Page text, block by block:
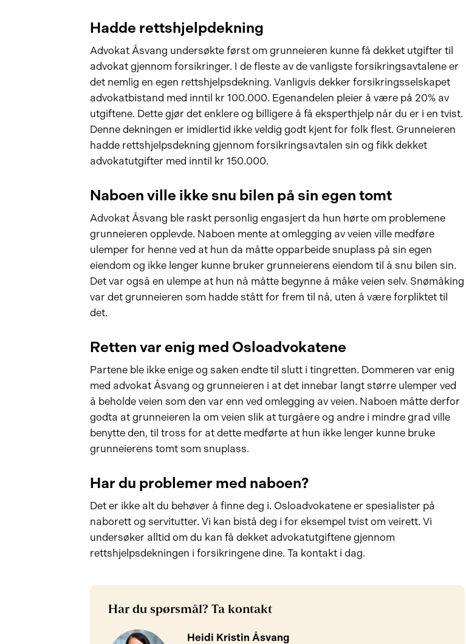
Hadde rettshjelpdekning
Advokat Åsvang undersøkte først om grunneieren kunne få dekket utgifter til
advokat gjennom forsikringer. I de fleste av de vanligste forsikringsavtalene er
det nemlig en egen rettshjelpsdekning. Vanligvis dekker forsikringsselskapet
advokatbistand med inntil kr 100.000. Egenandelen pleier å være på 20% av
utgiftene. Dette gjør det enklere og billigere å få eksperthjelp når du er i en tvist.
Denne dekningen er imidlertid ikke veldig godt kjent for folk flest. Grunneieren
hadde rettshjelpsdekning gjennom forsikringsavtalen sin og fikk dekket
advokatutgifter med inntil kr 150.000.
Naboen ville ikke snu bilen på sin egen tomt
Advokat Åsvang ble raskt personlig engasjert da hun hørte om problemene
grunneieren opplevde. Naboen mente at omlegging av veien ville medføre
ulemper for henne ved at hun da måtte opparbeide snuplass på sin egen
eiendom og ikke lenger kunne bruker grunneierens eiendom til å snu bilen sin.
Det var også en ulempe at hun nå måtte begynne å måke veien selv. Snømåking
var det grunneieren som hadde stått for frem til nå, uten å være forpliktet til
det.
Retten var enig med Osloadvokatene
Partene ble ikke enige og saken endte til slutt i tingretten. Dommeren var enig
med advokat Åsvang og grunneieren i at det innebar langt større ulemper ved
å beholde veien som den var enn ved omlegging av veien. Naboen måtte derfor
godta at grunneieren la om veien slik at turgåere og andre i mindre grad ville
benytte den, til tross for at dette medførte at hun ikke lenger kunne bruke
grunneierens tomt som snuplass.
Har du problemer med naboen?
Det er ikke alt du behøver å finne deg i. Osloadvokatene er spesialister på
naborett og servitutter. Vi kan bistå deg i for eksempel tvist om veirett. Vi
undersøker alltid om du kan få dekket advokatutgiftene gjennom
rettshjelpsdekningen i forsikringene dine. Ta kontakt i dag.
Har du spørsmål? Ta kontakt
Heidi Kristin Åsvang